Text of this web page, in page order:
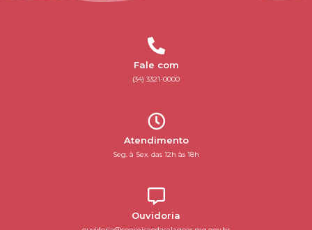
Fale com
(34) 3321-0000
Atendimento
Seg. à Sex. das 12h às 18h
Ouvidoria